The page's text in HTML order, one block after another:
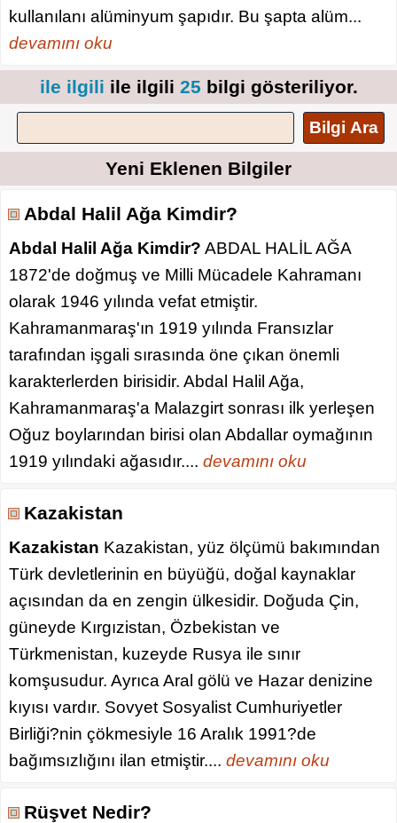
kullanılanı alüminyum şapıdır. Bu şapta alüm...
devamını oku
ile ilgili ile ilgili 25 bilgi gösteriliyor.
Bilgi Ara
Yeni Eklenen Bilgiler
Abdal Halil Ağa Kimdir?
Abdal Halil Ağa Kimdir? ABDAL HALİL AĞA
1872'de doğmuş ve Milli Mücadele Kahramanı
olarak 1946 yılında vefat etmiştir.
Kahramanmaraş'ın 1919 yılında Fransızlar
tarafından işgali sırasında öne çıkan önemli
karakterlerden birisidir. Abdal Halil Ağa,
Kahramanmaraş'a Malazgirt sonrası ilk yerleşen
Oğuz boylarından birisi olan Abdallar oymağının
1919 yılındaki ağasıdır.... devamını oku
Kazakistan
Kazakistan Kazakistan, yüz ölçümü bakımından
Türk devletlerinin en büyüğü, doğal kaynaklar
açısından da en zengin ülkesidir. Doğuda Çin,
güneyde Kırgızistan, Özbekistan ve
Türkmenistan, kuzeyde Rusya ile sınır
komşusudur. Ayrıca Aral gölü ve Hazar denizine
kıyısı vardır. Sovyet Sosyalist Cumhuriyetler
Birliği?nin çökmesiyle 16 Aralık 1991?de
bağımsızlığını ilan etmiştir.... devamını oku
Rüşvet Nedir?